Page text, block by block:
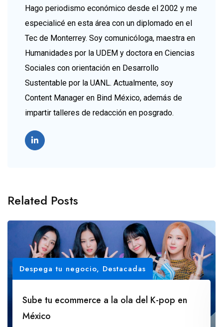
Hago periodismo económico desde el 2002 y me
especialicé en esta área con un diplomado en el
Tec de Monterrey. Soy comunicóloga, maestra en
Humanidades por la UDEM y doctora en Ciencias
Sociales con orientación en Desarrollo
Sustentable por la UANL. Actualmente, soy
Content Manager en Bind México, además de
impartir talleres de redacción en posgrado.
Related Posts
Despega tu negocio, Destacadas
Sube tu ecommerce a la ola del K-pop en
México